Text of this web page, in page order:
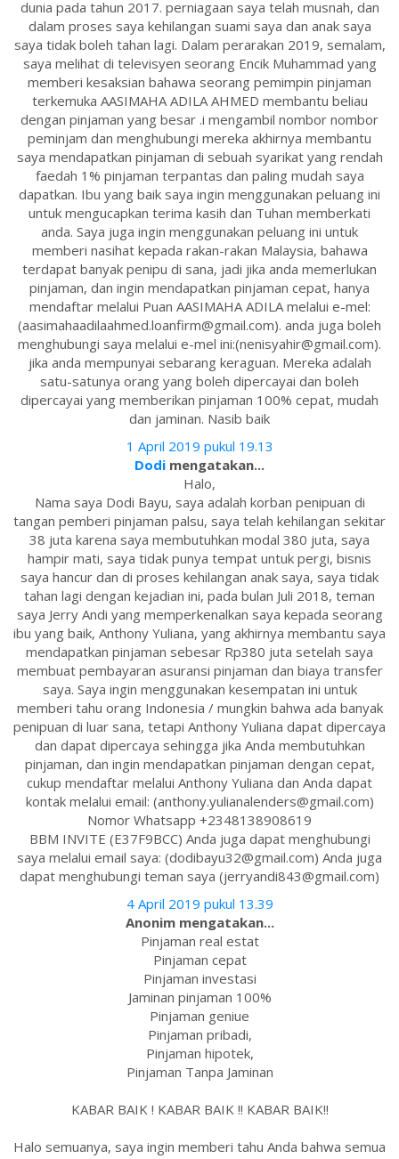
dunia pada tahun 2017. perniagaan saya telah musnah, dan
dalam proses saya kehilangan suami saya dan anak saya
saya tidak boleh tahan lagi. Dalam perarakan 2019, semalam,
saya melihat di televisyen seorang Encik Muhammad yang
memberi kesaksian bahawa seorang pemimpin pinjaman
terkemuka AASIMAHA ADILA AHMED membantu beliau
dengan pinjaman yang besar .i mengambil nombor nombor
peminjam dan menghubungi mereka akhirnya membantu
saya mendapatkan pinjaman di sebuah syarikat yang rendah
faedah 1% pinjaman terpantas dan paling mudah saya
dapatkan. Ibu yang baik saya ingin menggunakan peluang ini
untuk mengucapkan terima kasih dan Tuhan memberkati
anda. Saya juga ingin menggunakan peluang ini untuk
memberi nasihat kepada rakan-rakan Malaysia, bahawa
terdapat banyak penipu di sana, jadi jika anda memerlukan
pinjaman, dan ingin mendapatkan pinjaman cepat, hanya
mendaftar melalui Puan AASIMAHA ADILA melalui e-mel:
(aasimahaadilaahmed.loanfirm@gmail.com). anda juga boleh
menghubungi saya melalui e-mel ini:(nenisyahir@gmail.com).
jika anda mempunyai sebarang keraguan. Mereka adalah
satu-satunya orang yang boleh dipercayai dan boleh
dipercayai yang memberikan pinjaman 100% cepat, mudah
dan jaminan. Nasib baik
1 April 2019 pukul 19.13
Dodi mengatakan...
Halo,
Nama saya Dodi Bayu, saya adalah korban penipuan di
tangan pemberi pinjaman palsu, saya telah kehilangan sekitar
38 juta karena saya membutuhkan modal 380 juta, saya
hampir mati, saya tidak punya tempat untuk pergi, bisnis
saya hancur dan di proses kehilangan anak saya, saya tidak
tahan lagi dengan kejadian ini, pada bulan Juli 2018, teman
saya Jerry Andi yang memperkenalkan saya kepada seorang
ibu yang baik, Anthony Yuliana, yang akhirnya membantu saya
mendapatkan pinjaman sebesar Rp380 juta setelah saya
membuat pembayaran asuransi pinjaman dan biaya transfer
saya. Saya ingin menggunakan kesempatan ini untuk
memberi tahu orang Indonesia / mungkin bahwa ada banyak
penipuan di luar sana, tetapi Anthony Yuliana dapat dipercaya
dan dapat dipercaya sehingga jika Anda membutuhkan
pinjaman, dan ingin mendapatkan pinjaman dengan cepat,
cukup mendaftar melalui Anthony Yuliana dan Anda dapat
kontak melalui email: (anthony.yulianalenders@gmail.com)
Nomor Whatsapp +2348138908619
BBM INVITE (E37F9BCC) Anda juga dapat menghubungi
saya melalui email saya: (dodibayu32@gmail.com) Anda juga
dapat menghubungi teman saya (jerryandi843@gmail.com)
4 April 2019 pukul 13.39
Anonim mengatakan...
Pinjaman real estat
Pinjaman cepat
Pinjaman investasi
Jaminan pinjaman 100%
Pinjaman geniue
Pinjaman pribadi,
Pinjaman hipotek,
Pinjaman Tanpa Jaminan
KABAR BAIK ! KABAR BAIK !! KABAR BAIK!!
Halo semuanya, saya ingin memberi tahu Anda bahwa semua